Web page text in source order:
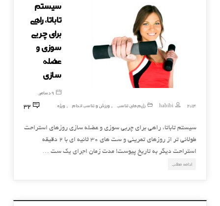
سیستم
تاباتا، راهی
برای چربی
سوزی و
عضله
سازی
9 دسامبر,
2014
habibi رژیم های تناسب , ورزش و تناسب اندام , ویژه 32
سیستم تاباتا، راهی برای چربی سوزی و عضله سازی روزهای استراحت
طولانی تر از روزهای تمرینی و ست های ۳۰ ثانیه ای با ۲ دقیقه
استراحت دیگر به تاریخ پیوست! مدت زمان اجرای یک ست …
ادامه مطلب